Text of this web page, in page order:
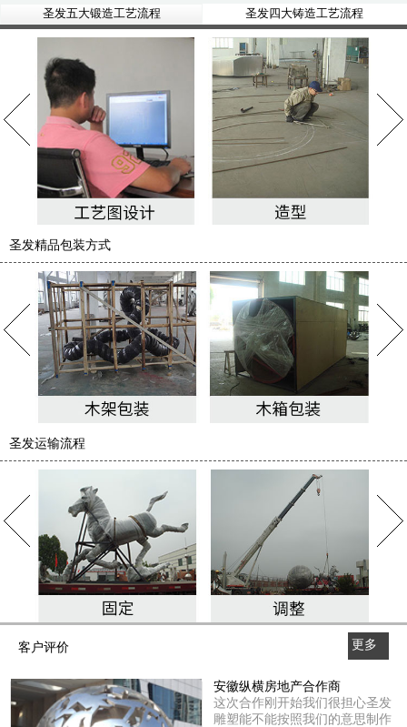
圣发五大锻造工艺流程 圣发四大铸造工艺流程
圣发精品包装方式
圣发运输流程
客户评价
更多
安徽纵横房地产合作商
这次合作刚开始我们很担心圣发
雕塑能不能按照我们的意思制作